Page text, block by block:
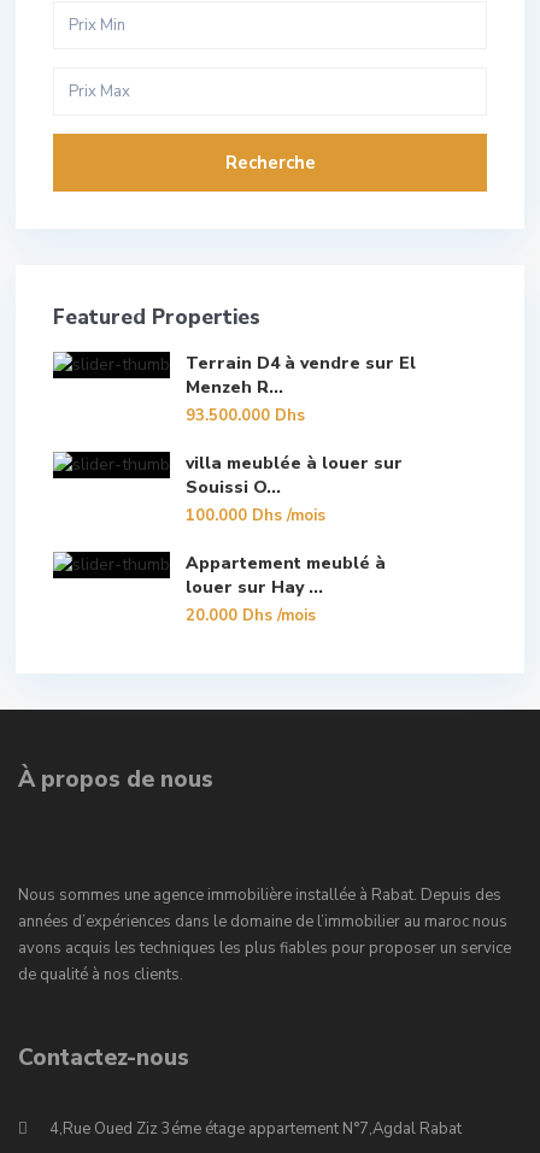
Recherche
Featured Properties
Terrain D4 à vendre sur El
Menzeh R...
93.500.000 Dhs
villa meublée à louer sur
Souissi O...
100.000 Dhs/mois
Appartement meublé à
louer sur Hay ...
20.000 Dhs/mois
À propos de nous
Nous sommes une agence immobilière installée à Rabat. Depuis des
années d’expériences dans le domaine de l’immobilier au maroc nous
avons acquis les techniques les plus fiables pour proposer un service
de qualité à nos clients.
Contactez-nous
4,Rue Oued Ziz 3éme étage appartement N°7,Agdal Rabat